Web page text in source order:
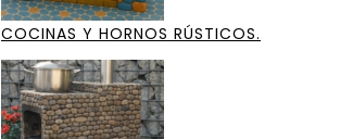
COCINAS Y HORNOS RÚSTICOS.